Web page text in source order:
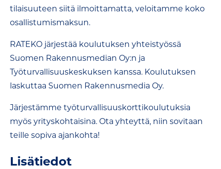
tilaisuuteen siitä ilmoittamatta, veloitamme koko
osallistumismaksun.
RATEKO järjestää koulutuksen yhteistyössä
Suomen Rakennusmedian Oy:n ja
Työturvallisuuskeskuksen kanssa. Koulutuksen
laskuttaa Suomen Rakennusmedia Oy.
Järjestämme työturvallisuuskorttikoulutuksia
myös yrityskohtaisina. Ota yhteyttä, niin sovitaan
teille sopiva ajankohta!
Lisätiedot